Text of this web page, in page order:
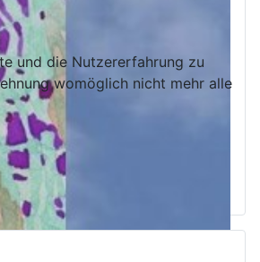
und die Nutzererfahrung zu
womöglich nicht mehr alle